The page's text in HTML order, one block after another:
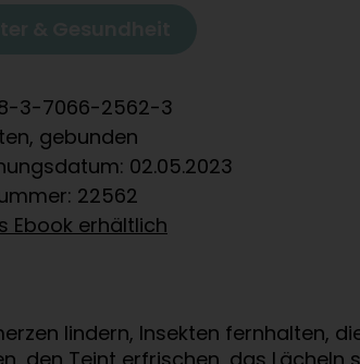
3-7066-2562-3
gebunden
02.05.2023
22562
Ebook erhältlich
lindern, Insekten fernhalten,